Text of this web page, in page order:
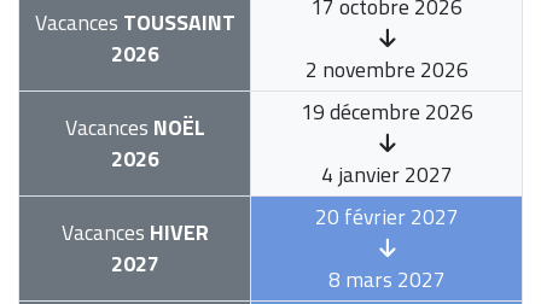
Vacances TOUSSAINT
2026
17 octobre 2026
2 novembre 2026
Vacances NOËL
2026
19 décembre 2026
4 janvier 2027
Vacances HIVER
2027
20 février 2027
8 mars 2027